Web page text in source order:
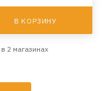
В КОРЗИНУ
2 магазинах